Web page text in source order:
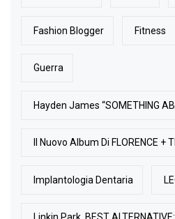
Fashion Blogger Fitness
Guerra
Hayden James “SOMETHING
Il Nuovo Album Di FLORENCE +
Implantologia Dentaria